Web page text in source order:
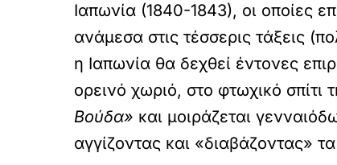
Ιαπωνία (1840-1843), οι οποίες
ανάμεσα στις τέσσερις τάξεις
η Ιαπωνία θα δεχθεί έντονες
ορεινό χωριό, στο φτωχικό σπίτι
Βούδα» και μοιράζεται
αγγίζοντας και «διαβάζοντας»